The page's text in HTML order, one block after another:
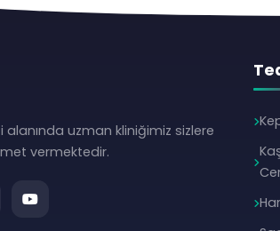
alanında uzman kliniğimiz sizlere
vermektedir.